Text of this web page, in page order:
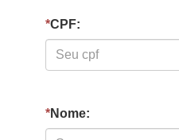
*CPF:
*Nome: